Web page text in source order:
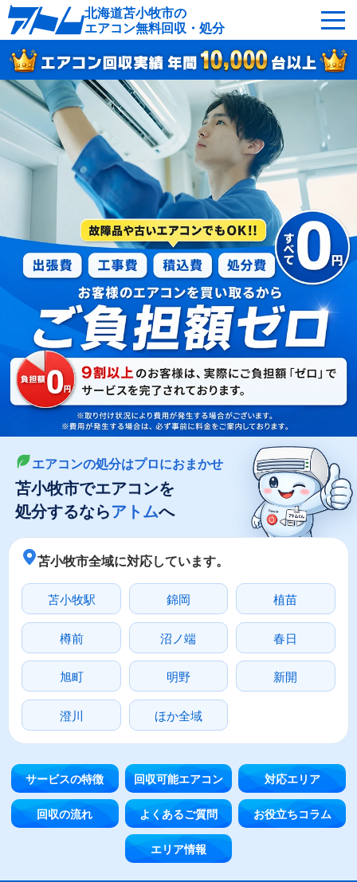
北海道苫小牧市の
エアコン無料回収・処分
サービスの特徴 回収可能なエアコン
対応エリア 回収の流れ
よくあるご質問 運営会社
苫小牧市へ無料出張
最短即日 お急ぎの方はこちら
050-5482-9461
受付：24時間年中無休（通話料無料）
LINEやメールでカンタン依頼
メールで回収依頼 LINEで回収依頼
エアコンの処分はプロにおまかせ
苫小牧市でエアコンを
処分するならアトムへ
苫小牧市全域に対応しています。
苫小牧駅 錦岡 植苗
樽前 沼ノ端 春日
旭町 明野 新開
澄川 ほか全域
サービスの特徴 回収可能エアコン 対応エリア
回収の流れ よくあるご質問 お役立ちコラム
エリア情報